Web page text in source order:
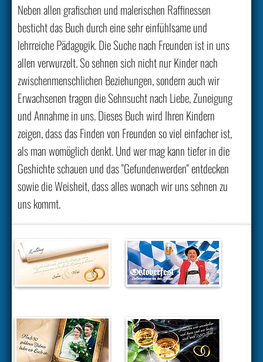
Neben allen grafischen und malerischen Raffinessen
besticht das Buch durch eine sehr einfühlsame und
lehrreiche Pädagogik. Die Suche nach Freunden ist in uns
allen verwurzelt. So sehnen sich nicht nur Kinder nach
zwischenmenschlichen Beziehungen, sondern auch wir
Erwachsenen tragen die Sehnsucht nach Liebe, Zuneigung
und Annahme in uns. Dieses Buch wird Ihren Kindern
zeigen, dass das Finden von Freunden so viel einfacher ist,
als man womöglich denkt. Und wer mag kann tiefer in die
Geshichte schauen und das "Gefundenwerden" entdecken
sowie die Weisheit, dass alles wonach wir uns sehnen zu
uns kommt.